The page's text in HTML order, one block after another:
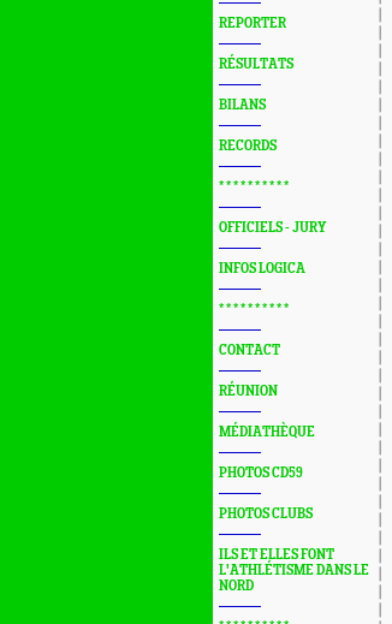
REPORTER
RÉSULTATS
BILANS
RECORDS
* * * * * * * * * *
OFFICIELS - JURY
INFOS LOGICA
* * * * * * * * * *
CONTACT
RÉUNION
MÉDIATHÈQUE
PHOTOS CD59
PHOTOS CLUBS
ILS ET ELLES FONT
L'ATHLÉTISME DANS LE
NORD